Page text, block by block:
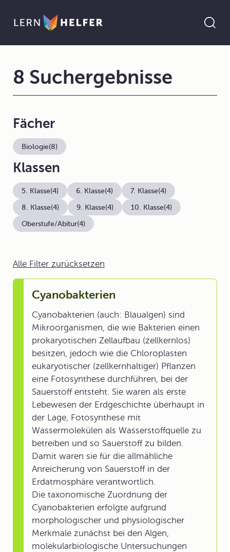
Alle Filter zurücksetzen
Cyanobakterien
Cyanobakterien (auch: Blaualgen) sind
Mikroorganismen, die wie Bakterien einen
prokaryotischen Zellaufbau (zellkernlos)
besitzen, jedoch wie die Chloroplasten
eukaryotischer (zellkernhaltiger) Pflanzen
eine Fotosynthese durchführen, bei der
Sauerstoff entsteht. Sie waren als erste
Lebewesen der Erdgeschichte überhaupt in
der Lage, Fotosynthese mit
Wassermolekülen als Wasserstoffquelle zu
betreiben und so Sauerstoff zu bilden.
Damit waren sie für die allmähliche
Anreicherung von Sauerstoff in der
Erdatmosphäre verantwortlich.
Die taxonomische Zuordnung der
Cyanobakterien erfolgte aufgrund
morphologischer und physiologischer
Merkmale zunächst bei den Algen,
molekularbiologische Untersuchungen
8 Suchergebnisse
Fächer
Biologie(8)
Klassen
5. Klasse(4) 6. Klasse(4) 7. Klasse(4)
8. Klasse(4) 9. Klasse(4) 10. Klasse(4)
Oberstufe/Abitur(4)